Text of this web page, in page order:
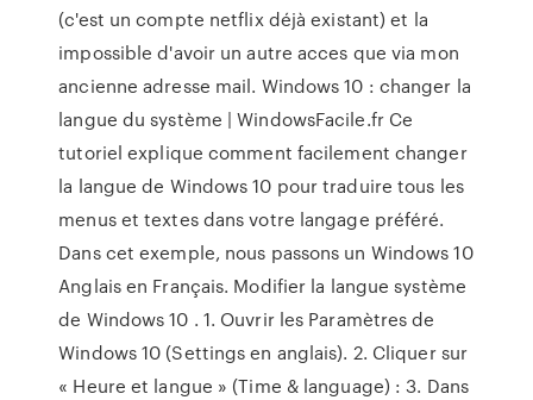
(c'est un compte netflix déjà existant) et la
impossible d'avoir un autre acces que via mon
ancienne adresse mail. Windows 10 : changer la
langue du système | WindowsFacile.fr Ce
tutoriel explique comment facilement changer
la langue de Windows 10 pour traduire tous les
menus et textes dans votre langage préféré.
Dans cet exemple, nous passons un Windows 10
Anglais en Français. Modifier la langue système
de Windows 10 . 1. Ouvrir les Paramètres de
Windows 10 (Settings en anglais). 2. Cliquer sur
« Heure et langue » (Time & language) : 3. Dans